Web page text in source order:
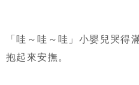
「哇～哇～哇」小嬰兒哭得
抱起來安撫。